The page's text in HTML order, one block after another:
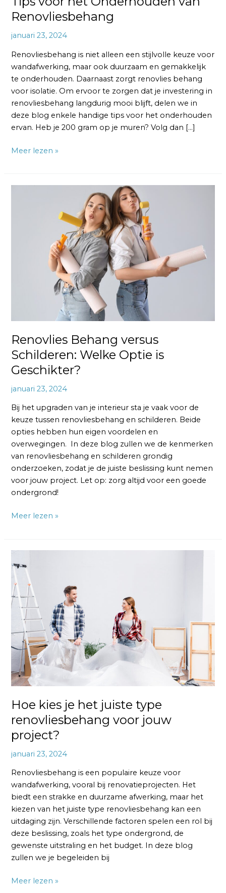
Renovliesbehang
januari 23, 2024
Renovliesbehang is niet alleen een stijlvolle keuze voor
wandafwerking, maar ook duurzaam en gemakkelijk
te onderhouden. Daarnaast zorgt renovlies behang
voor isolatie. Om ervoor te zorgen dat je investering in
renovliesbehang langdurig mooi blijft, delen we in
deze blog enkele handige tips voor het onderhouden
ervan. Heb je 200 gram op je muren? Volg dan […]
Meer lezen »
Renovlies Behang versus
Schilderen: Welke Optie is
Geschikter?
januari 23, 2024
Bij het upgraden van je interieur sta je vaak voor de
keuze tussen renovliesbehang en schilderen. Beide
opties hebben hun eigen voordelen en
overwegingen. In deze blog zullen we de kenmerken
van renovliesbehang en schilderen grondig
onderzoeken, zodat je de juiste beslissing kunt nemen
voor jouw project. Let op: zorg altijd voor een goede
ondergrond!
Meer lezen »
Hoe kies je het juiste type
renovliesbehang voor jouw
project?
januari 23, 2024
Renovliesbehang is een populaire keuze voor
wandafwerking, vooral bij renovatieprojecten. Het
biedt een strakke en duurzame afwerking, maar het
kiezen van het juiste type renovliesbehang kan een
uitdaging zijn. Verschillende factoren spelen een rol bij
deze beslissing, zoals het type ondergrond, de
gewenste uitstraling en het budget. In deze blog
zullen we je begeleiden bij
kies
je
het
juiste
type
renovliesbehang
voor
jouw
project?
Meer lezen »